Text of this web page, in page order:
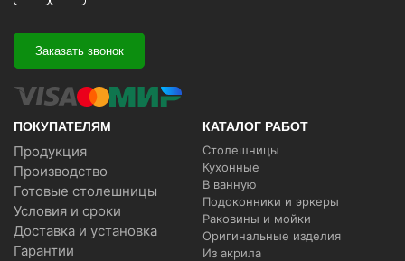
Заказать звонок
ПОКУПАТЕЛЯМ
Продукция
Производство
Готовые столешницы
Условия и сроки
Доставка и установка
Гарантии
КАТАЛОГ РАБОТ
Столешницы
Кухонные
В ванную
Подоконники и эркеры
Раковины и мойки
Оригинальные изделия
Из акрила